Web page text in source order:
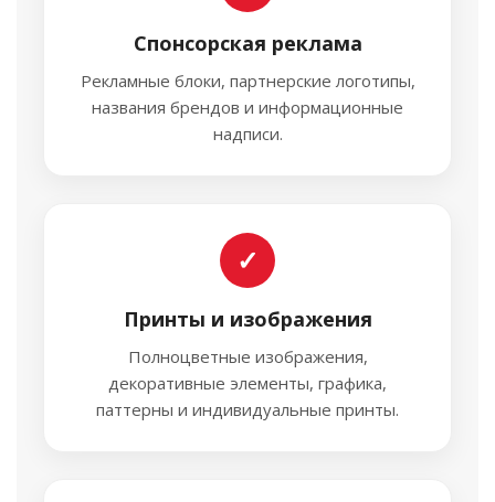
Спонсорская реклама
Рекламные блоки, партнерские логотипы,
названия брендов и информационные
надписи.
✓
Принты и изображения
Полноцветные изображения,
декоративные элементы, графика,
паттерны и индивидуальные принты.